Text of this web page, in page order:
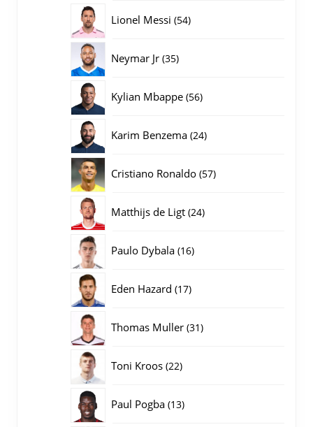
Lionel Messi 5454
Neymar Jr 3535
Kylian Mbappe 5656
Karim Benzema 2424
Cristiano Ronaldo 5757
Matthijs de Ligt 2424
Paulo Dybala 1616
Eden Hazard 1717
Thomas Muller 3131
Toni Kroos 2222
Paul Pogba 1313